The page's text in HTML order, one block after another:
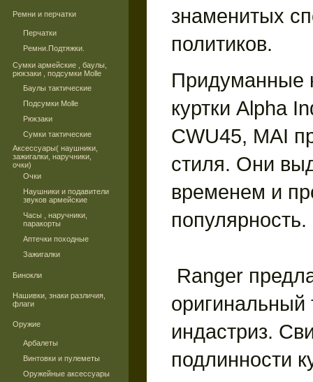
Ремни и перчатки
Перчатки
Ремни.Подтяжки.
Сумки армейские , баулы,
рюкзаки , подсумки Molle
Баулы тактические
Подсумки Molle
Рюкзаки
Сумки тактические
Аксессуары( наушники,
зажигалки, наручники,
очки)
Очки
Наушники и подавители
звуков армейские
Часы , наручники,
паракорты
Аптечки походные
Зажигалки
Бинокли
Нашивки, знаки различия,
флаги
Оружие
Арбалеты
Винтовки и пулеметы
Оружейные аксессуары
знаменитых
политиков.
Придуманные
куртки Alpha
CWU45, MAI
стиля. Они
временем и
популярность.
Ranger
индастриз.
подлинности